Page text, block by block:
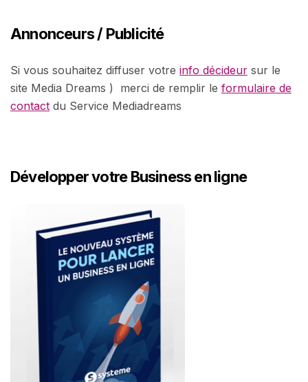
Annonceurs / Publicité
Si vous souhaitez diffuser votre info décideur sur le
site Media Dreams ) merci de remplir le formulaire de
contact du Service Mediadreams
Développer votre Business en ligne